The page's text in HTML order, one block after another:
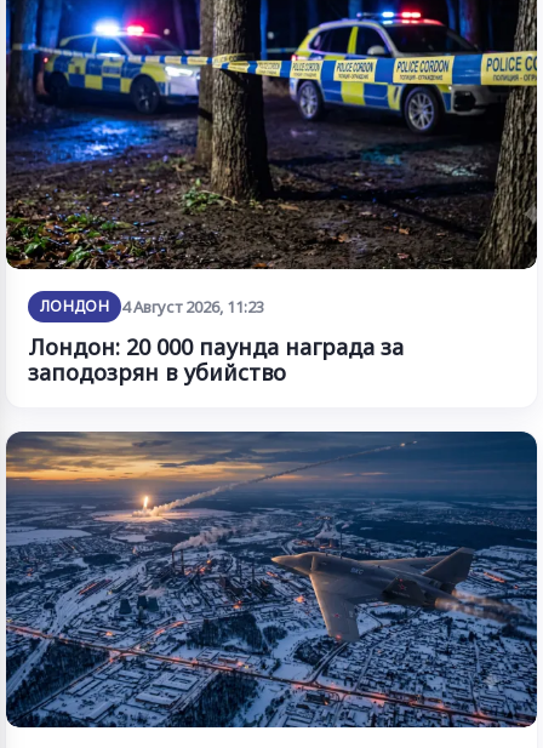
ЛОНДОН 4 Август 2026, 11:23
Лондон: 20 000 паунда награда за
заподозрян в убийство